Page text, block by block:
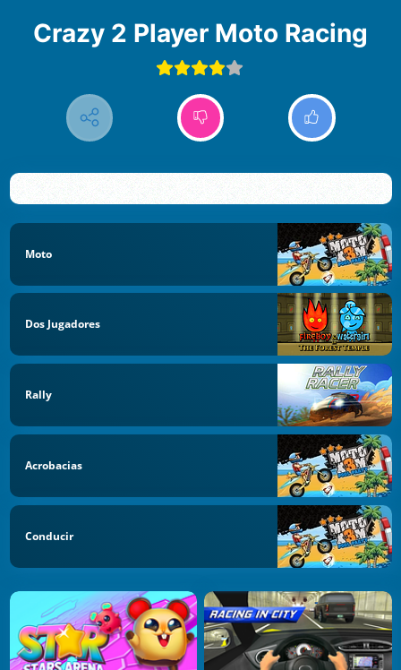
Crazy 2 Player Moto Racing
Moto
Dos Jugadores
Rally
Acrobacias
Conducir